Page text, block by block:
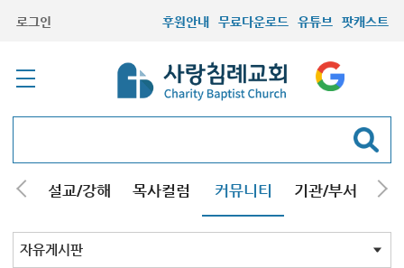
로그인 후원안내 무료다운로드 유튜브 팟캐스트
내 설교/강해 목사컬럼 커뮤니티 기관/부서 선
최근등록자료
자유게시판